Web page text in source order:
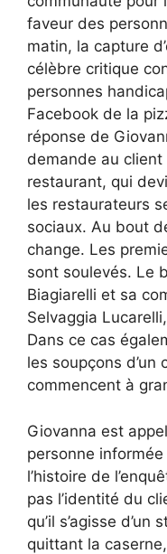
faveur des
matin, la capture
célèbre critique
personnes
Facebook de la
réponse de
demande au
restaurant, qui
les restaurateurs
sociaux. Au bout
change. Les
sont soulevés. Le
Biagiarelli et sa
Selvaggia
Dans ce cas
les soupçons d’un
commencent à
Giovanna est
personne
l’histoire de
pas l’identité du
qu’il s’agisse
quittant la